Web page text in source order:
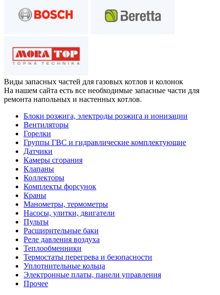
Виды запасных частей для газовых котлов и колонок
На нашем сайта есть все необходимые запасные части для
ремонта напольных и настенных котлов.
Блоки розжига, электроды розжига и ионизации
Вентиляторы
Горелки
Группы ГВС и гидравлические комплектующие
Датчики
Камеры сгорания
Клапаны
Коллекторы
Комплекты форсунок
Краны
Манометры, термометры
Насосы, улитки, двигатели
Пульты
Расширительные баки
Реле давления воздуха
Теплообменники
Термостаты перегрева и безопасности
Уплотнительные кольца
Электронные платы, панели управления
Прочее